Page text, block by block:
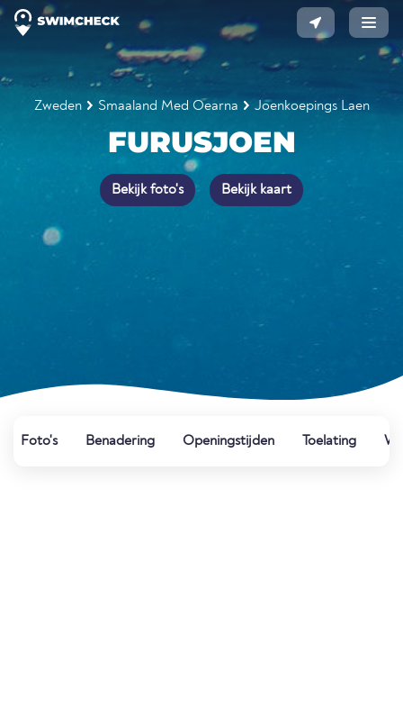
Zweden Smaaland Med Oearna Joenkoepings Laen
FURUSJOEN
Bekijk foto's Bekijk kaart
Foto's Benadering Openingstijden Toelating